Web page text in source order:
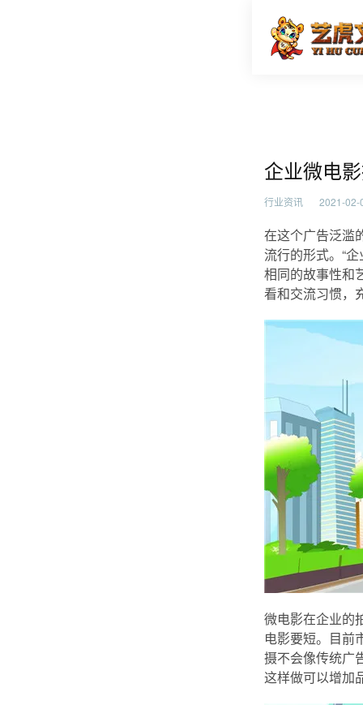
企业微
企业微电
行业资讯 2021-02-
在这个广告泛滥
流行的形式。“
相同的故事性和
看和交流习惯，
微电影在企业的
电影要短。目前
摄不会像传统广
这样做可以增加